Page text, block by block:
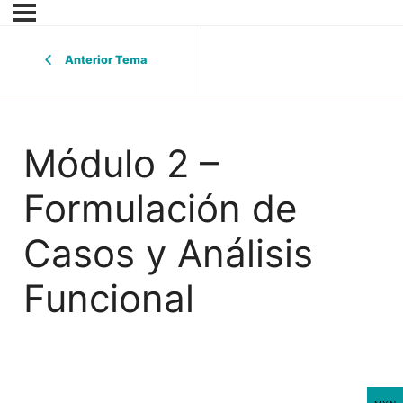
Anterior Tema
Módulo 2 –
Formulación de
Casos y Análisis
Funcional